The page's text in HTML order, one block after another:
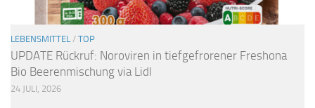
LEBENSMITTEL / TOP
UPDATE Rückruf: Noroviren in tiefgefrorener Freshona
Bio Beerenmischung via Lidl
24 JULI, 2026